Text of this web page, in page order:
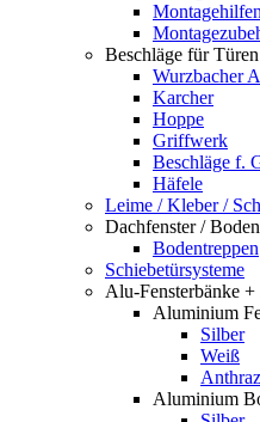
Beschläge für
Wurzbacher
Karcher
Hoppe
Griffwerk
Beschläge f.
Häfele
Leime / Kleber /
Dachfenster /
Bodentreppen
Schiebetürsysteme
Alu-Fensterbänke
Aluminium
Silber
Weiß
Aluminium